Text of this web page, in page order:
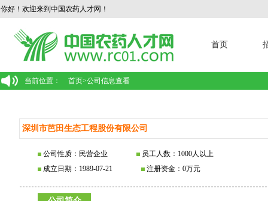
你好！欢迎来到中国农药人才网！
首页
当前位置： 首页>公司信息查看
深圳市芭田生态工程股份有限公司
公司性质：民营企业
员工人数：1000人以上
成立日期：1989-07-21
注册资金：0万元